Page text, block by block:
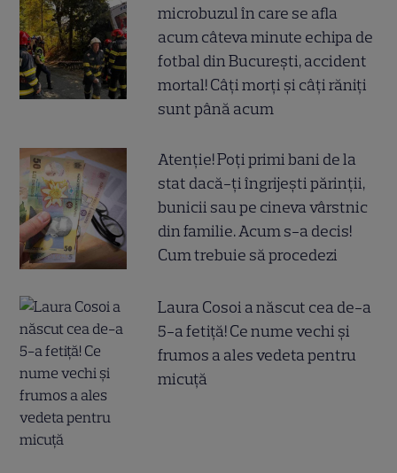
microbuzul în care se afla
acum câteva minute echipa de
fotbal din București, accident
mortal! Câți morți și câți răniți
sunt până acum
Atenție! Poți primi bani de la
stat dacă-ți îngrijești părinții,
bunicii sau pe cineva vârstnic
din familie. Acum s-a decis!
Cum trebuie să procedezi
Laura Cosoi a născut cea de-a
5-a fetiță! Ce nume vechi și
frumos a ales vedeta pentru
micuță